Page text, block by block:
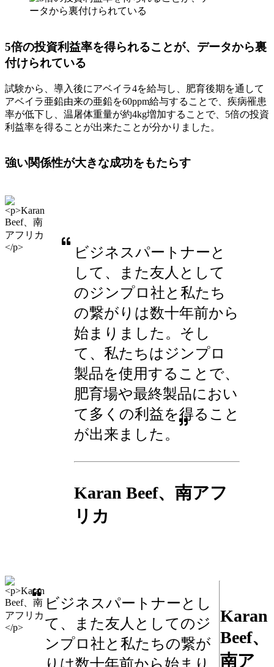
5倍の投資利益率を得られることが、データから裏
付けられている
試験から、導入後にアベイラ4を給与し、肥育後期を通して
アベイラ亜鉛由来の亜鉛を60ppm給与することで、疾病罹患
率が低下し、温屠体重量が約4kg増加することで、5倍の投資
利益率を得ることが出来たことが分かりました。
強い関係性が大きな成功をもたらす
ビジネスパートナーと
して、また友人として
のジンプロ社と私たち
の繋がりは数十年前から
始まりました。そし
て、私たちはジンプロ
製品を使用することで、
肥育場や最終製品におい
て多くの利益を得ること
が出来ました。
Karan Beef、南アフ
リカ
ビジネスパートナーとし
て、また友人としてのジ
ンプロ社と私たちの繋が
りは数十年前から始まり
Karan
Beef、
南ア